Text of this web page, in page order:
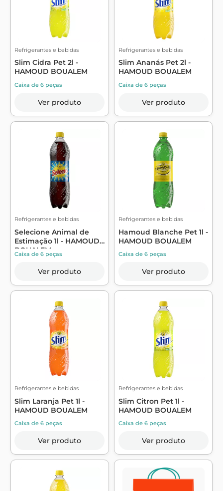
Refrigerantes e bebidas
Slim Cidra Pet 2l -
HAMOUD BOUALEM
Caixa de 6 peças
Ver produto
Refrigerantes e bebidas
Slim Ananás Pet 2l -
HAMOUD BOUALEM
Caixa de 6 peças
Ver produto
Refrigerantes e bebidas
Selecione Animal de
Estimação 1l - HAMOUD
BOUALEM
Caixa de 6 peças
Ver produto
Refrigerantes e bebidas
Hamoud Blanche Pet 1l -
HAMOUD BOUALEM
Caixa de 6 peças
Ver produto
Refrigerantes e bebidas
Slim Laranja Pet 1l -
HAMOUD BOUALEM
Caixa de 6 peças
Ver produto
Refrigerantes e bebidas
Slim Citron Pet 1l -
HAMOUD BOUALEM
Caixa de 6 peças
Ver produto